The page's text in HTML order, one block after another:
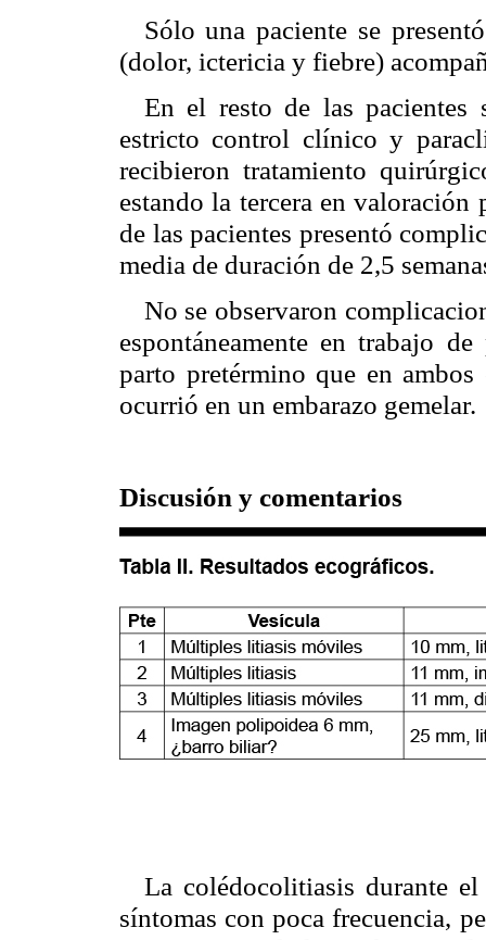
Sólo una paciente se
(dolor, ictericia y fiebre)
En el resto de las pacientes
estricto control clínico y
recibieron tratamiento
estando la tercera en valoración
de las pacientes presentó
media de duración de 2,5
No se observaron
espontáneamente en trabajo
parto pretérmino que en
ocurrió en un embarazo gemelar.
Discusión y comentarios
La colédocolitiasis durante
síntomas con poca frecuencia,